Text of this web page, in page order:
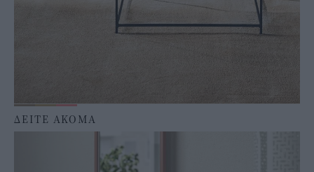
ΔΕΙΤΕ ΑΚΟΜΑ